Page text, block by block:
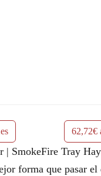
62,72€
| SmokeFire Tray
forma que pasar